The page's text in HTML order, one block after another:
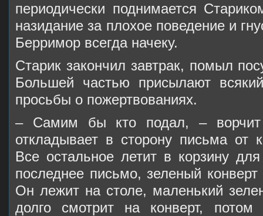
периодически поднимается
назидание за плохое поведение и
Берримор всегда начеку.
Старик закончил завтрак, помыл
Большей частью присылают
просьбы о пожертвованиях.
– Самим бы кто подал, – ворчит
откладывает в сторону письма от
Все остальное летит в корзину
последнее письмо, зеленый конверт
Он лежит на столе, маленький
долго смотрит на конверт, потом